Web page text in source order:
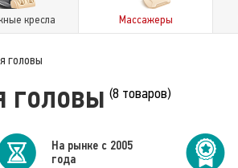
кресла Массажеры
головы
головы (8 товаров)
На рынке с 2005
года